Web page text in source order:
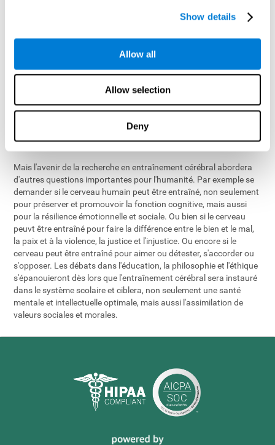
Show details
Allow all
Allow selection
Deny
Nous observons les mécanismes compensatoires neuronales
facultés affaiblies) se développer après les séances
d'entraînement cérébral et cette connaissance augmentera. Nous
niveaux plus élevés de réserve cognitive, connaissances
accumulées et expérience d'un cerveau actif, et constitue un
l'avenir nous allons étendre cette connaissance et cibler les zones
plus spécifiques du cerveau et des conditions neurologiques.
Mais l'avenir de la recherche en entraînement cérébral abordera
d'autres questions importantes pour l'humanité. Par exemple se
demander si le cerveau humain peut être entraîné, non seulement
pour préserver et promouvoir la fonction cognitive, mais aussi
pour la résilience émotionnelle et sociale. Ou bien si le cerveau
peuvt être entraîné pour faire la différence entre le bien et le mal,
la paix et à la violence, la justice et l'injustice. Ou encore si le
cerveau peut être entraîné pour aimer ou détester, s'accorder ou
s'opposer. Les débats dans l'éducation, la philosophie et l'éthique
s'épanouieront dès lors que l'entraînement cérébral sera instauré
dans le système scolaire et ciblera, non seulement une santé
mentale et intellectuelle optimale, mais aussi l'assimilation de
valeurs sociales et morales.